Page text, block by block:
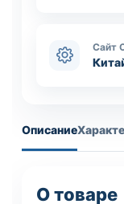
Сайт
Описание
О товаре